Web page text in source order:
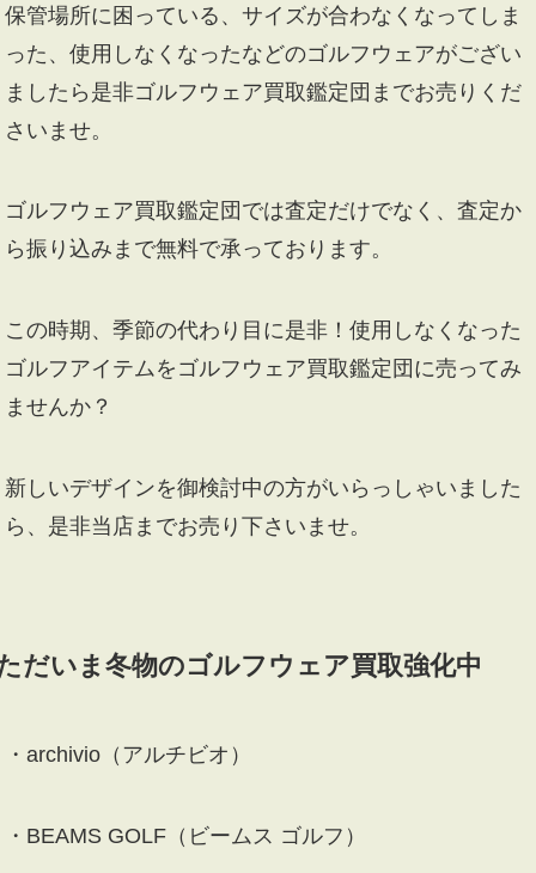
保管場所に困っている、サイズが合わなくなってしま
った、使用しなくなったなどのゴルフウェアがござい
ましたら是非ゴルフウェア買取鑑定団までお売りくだ
さいませ。
ゴルフウェア買取鑑定団では査定だけでなく、査定か
ら振り込みまで無料で承っております。
この時期、季節の代わり目に是非！使用しなくなった
ゴルフアイテムをゴルフウェア買取鑑定団に売ってみ
ませんか？
新しいデザインを御検討中の方がいらっしゃいました
ら、是非当店までお売り下さいませ。
だいま冬物のゴルフウェア買取強化中
・archivio（アルチビオ）
・BEAMS GOLF（ビームス ゴルフ）